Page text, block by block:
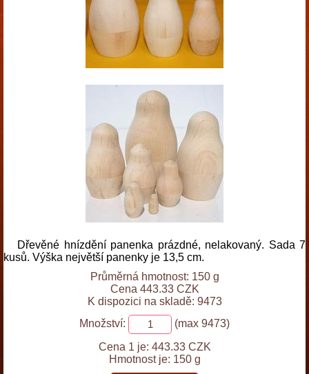
Dřevěné hnízdění panenka prázdné, nelakovaný. Sada 7
kusů. Výška největší panenky je 13,5 cm.
Průměrná hmotnost: 150 g
Cena 443.33 CZK
K dispozici na skladě: 9473
Množství:
(max 9473)
Cena 1 je: 443.33 CZK
Hmotnost je: 150 g